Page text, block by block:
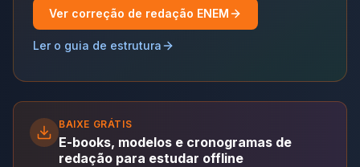
Ver correção de redação ENEM
Ler o guia de estrutura
BAIXE GRÁTIS
E-books, modelos e cronogramas de
redação para estudar offline